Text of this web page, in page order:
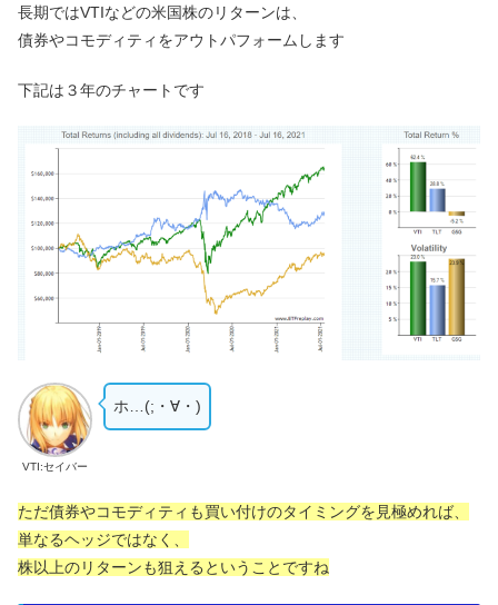
長期ではVTIなどの米国株のリターンは、
債券やコモディティをアウトパフォームします
下記は３年のチャートです
VTI:セイバー
ホ…(;・∀・)
ただ債券やコモディティも買い付けのタイミングを見極めれば、
単なるヘッジではなく、
株以上のリターンも狙えるということですね